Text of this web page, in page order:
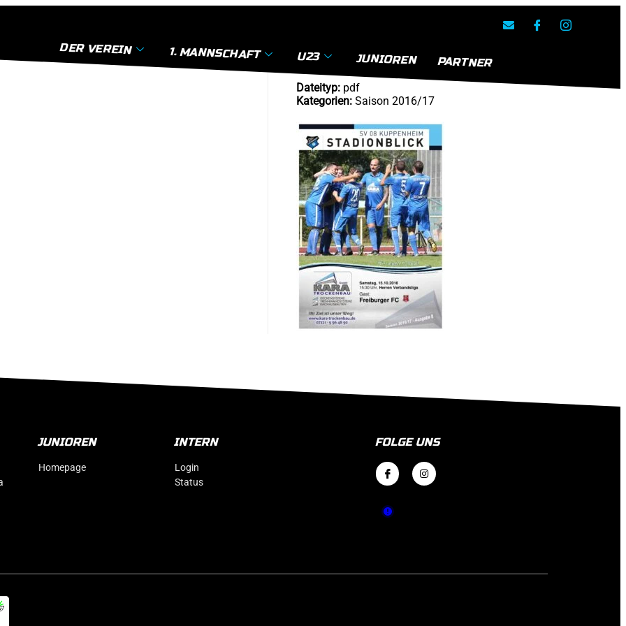
DER VEREIN 1. MANNSCHAFT U23 JUNIOREN PARTNER
Herunterladen Ansehen
Dateityp: pdf
Kategorien:Saison 2016/17
JUNIOREN
Homepage
INTERN
Login
Status
FOLGE UNS